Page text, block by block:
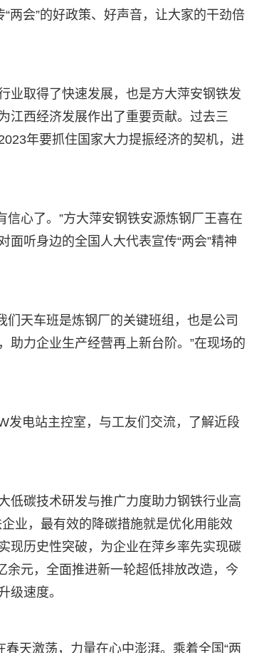
两会”的好政策、好声音，让大家的干劲倍
业取得了快速发展，也是方大萍安钢铁发
江西经济发展作出了重要贡献。过去三
年要抓住国家大力提振经济的契机，进
信心了。”方大萍安钢铁安源炼钢厂王喜在
听身边的全国人大代表宣传“两会”精神
们天车班是炼钢厂的关键班组，也是公司
助力企业生产经营再上新台阶。”在现场的
发电站主控室，与工友们交流，了解近段
低碳技术研发与推广力度助力钢铁行业高
业，最有效的降碳措施就是优化用能效
现历史性突破，为企业在萍乡率先实现碳
元，全面推进新一轮超低排放改造，今
级速度。
天激荡，力量在心中澎湃。乘着全国“两